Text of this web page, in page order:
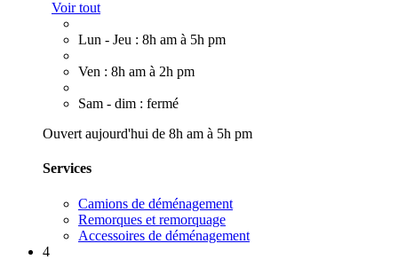
Voir tout
Lun - Jeu : 8h am à 5h pm
Ven : 8h am à 2h pm
Sam - dim : fermé
Ouvert aujourd'hui de 8h am à 5h pm
Services
Camions de déménagement
Remorques et remorquage
Accessoires de déménagement
4